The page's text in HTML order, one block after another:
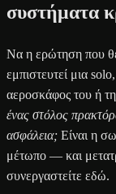
συστήματα
Να η ερώτηση που
εμπιστευτεί μια
αεροσκάφος του ή
ένας στόλος
ασφάλεια; Είναι η
μέτωπο — και
συνεργαστείτε εδώ.